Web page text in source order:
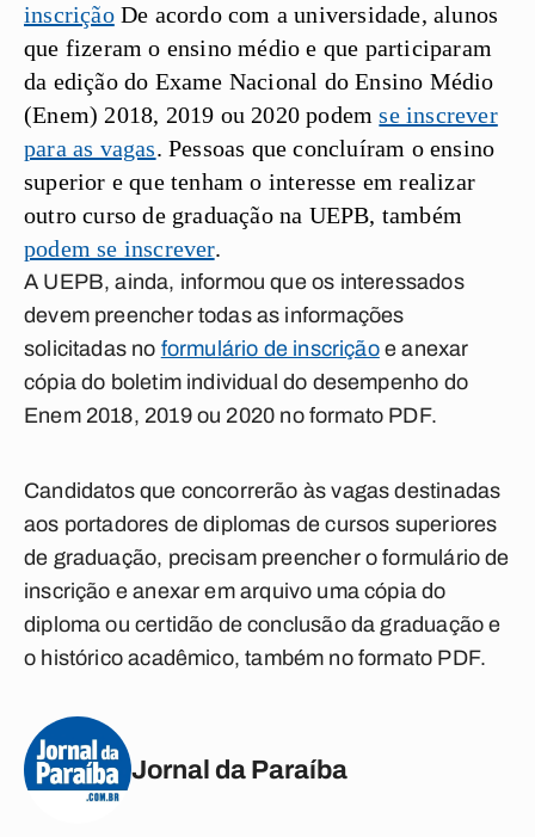
inscriçãoDe acordo com a universidade, alunos
que fizeram o ensino médio e que participaram
da edição do Exame Nacional do Ensino Médio
(Enem) 2018, 2019 ou 2020 podemse inscrever
para as vagas. Pessoas que concluíram o ensino
superior e que tenham o interesse em realizar
outro curso de graduação na UEPB, também
podem se inscrever.
A UEPB, ainda, informou que os interessados
devem preencher todas as informações
solicitadas no formulário de inscriçãoeanexar
cópia do boletim individual do desempenho do
Enem 2018, 2019 ou 2020 no formato PDF.
Candidatos que concorrerão às vagas destinadas
aos portadores de diplomas de cursos superiores
de graduação, precisam preencher o formulário de
inscrição eanexar em arquivo uma cópia do
diploma ou certidão de conclusão da graduação e
o histórico acadêmico, também no formato PDF.
Jornal da Paraíba